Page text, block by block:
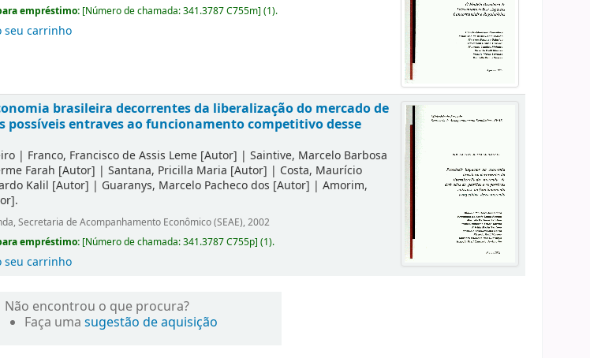
empréstimo: [Número de chamada:341.3787 C755m](1).
seu carrinho
brasileira decorrentes da liberalização do mercado de
possíveis entraves ao funcionamento competitivo desse
| Franco, Francisco de Assis Leme [Autor] |Saintive, Marcelo Barbosa
Farah [Autor] |Santana, Pricilla Maria [Autor] | Costa, Maurício
Kalil [Autor] | Guaranys, Marcelo Pacheco dos [Autor] |Amorim,
.
Secretaria de Acompanhamento Econômico (SEAE), 2002
empréstimo: [Número de chamada:341.3787 C755p](1).
seu carrinho
Não encontrou o que procura?
Faça uma sugestão de aquisição